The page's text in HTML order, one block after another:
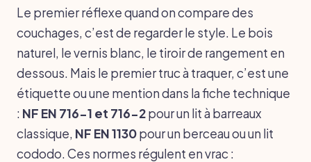
Le premier réflexe quand on compare des
couchages, c’est de regarder le style. Le bois
naturel, le vernis blanc, le tiroir de rangement en
dessous. Mais le premier truc à traquer, c’est une
étiquette ou une mention dans la fiche technique
: NF EN 716-1 et 716-2pour un lit à barreaux
classique, NF EN 1130pour un berceau ou un lit
cododo. Ces normes régulent en vrac :